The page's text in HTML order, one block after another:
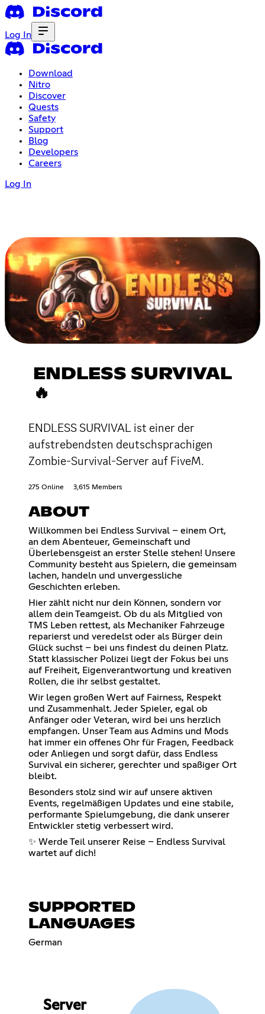
Log In
Download
Nitro
Discover
Quests
Safety
Support
Blog
Developers
Careers
Log In
ENDLESS SURVIVAL
🔥
ENDLESS SURVIVAL ist einer der
aufstrebendsten deutschsprachigen
Zombie-Survival-Server auf FiveM.
275 Online 3,615 Members
ABOUT
Willkommen bei Endless Survival – einem Ort,
an dem Abenteuer, Gemeinschaft und
Überlebensgeist an erster Stelle stehen! Unsere
Community besteht aus Spielern, die gemeinsam
lachen, handeln und unvergessliche
Geschichten erleben.
Hier zählt nicht nur dein Können, sondern vor
allem dein Teamgeist. Ob du als Mitglied von
TMS Leben rettest, als Mechaniker Fahrzeuge
reparierst und veredelst oder als Bürger dein
Glück suchst – bei uns findest du deinen Platz.
Statt klassischer Polizei liegt der Fokus bei uns
auf Freiheit, Eigenverantwortung und kreativen
Rollen, die ihr selbst gestaltet.
Wir legen großen Wert auf Fairness, Respekt
und Zusammenhalt. Jeder Spieler, egal ob
Anfänger oder Veteran, wird bei uns herzlich
empfangen. Unser Team aus Admins und Mods
hat immer ein offenes Ohr für Fragen, Feedback
oder Anliegen und sorgt dafür, dass Endless
Survival ein sicherer, gerechter und spaßiger Ort
bleibt.
Besonders stolz sind wir auf unsere aktiven
Events, regelmäßigen Updates und eine stabile,
performante Spielumgebung, die dank unserer
Entwickler stetig verbessert wird.
✨ Werde Teil unserer Reise – Endless Survival
wartet auf dich!
SUPPORTED
LANGUAGES
German
Server